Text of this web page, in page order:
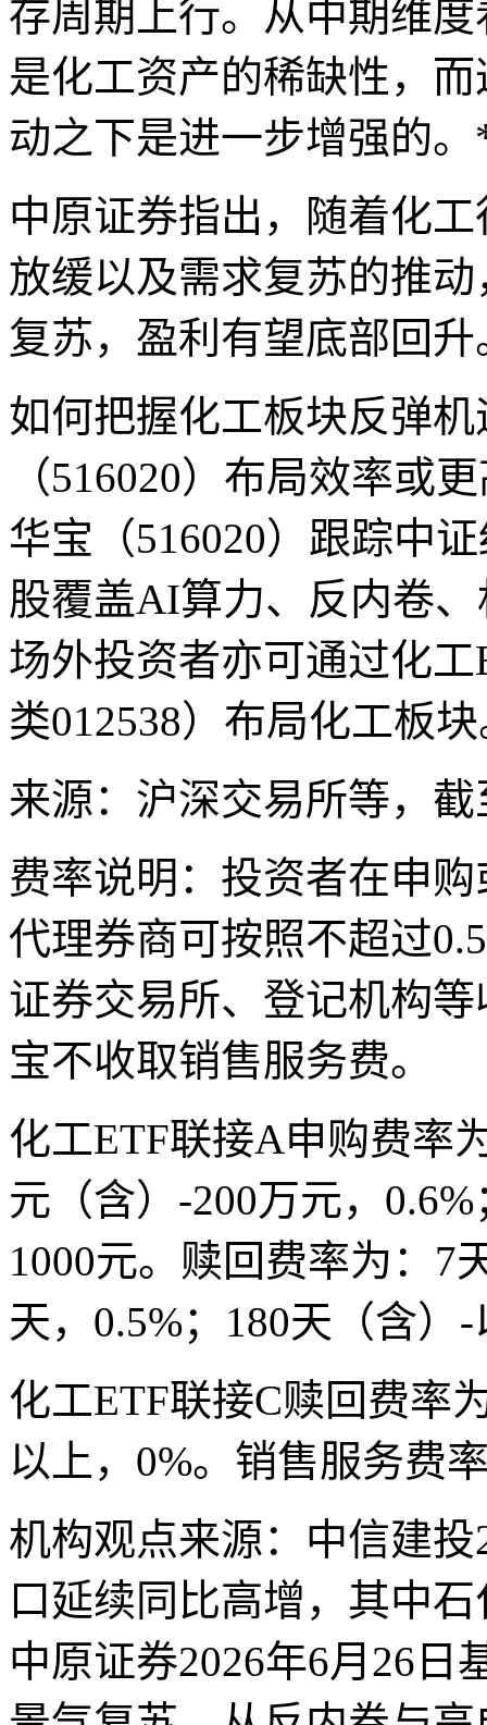
存周期上行。从中期维
是化工资产的稀缺性，
动之下是进一步增强的
中原证券指出，随着化
放缓以及需求复苏的推
复苏，盈利有望底部回
如何把握化工板块反弹
（516020）布局效率或
华宝（516020）跟踪中
股覆盖AI算力、反内卷
场外投资者亦可通过化
类012538）布局化工板
来源：沪深交易所等，截
费率说明：投资者在申
代理券商可按照不超过
证券交易所、登记机构
宝不收取销售服务费。
化工ETF联接A申购费率
元（含）-200万元，
1000元。赎回费率为：7
天，0.5%；180天（含）
化工ETF联接C赎回费率
以上，0%。销售服务费
机构观点来源：中信建
口延续同比高增，其中
中原证券2026年6月26日